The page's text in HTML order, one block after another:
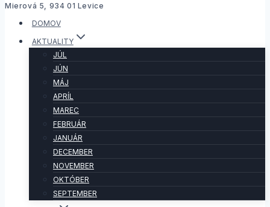
Mierová 5, 934 01 Levice
DOMOV
AKTUALITY
JÚL
JÚN
MÁJ
APRÍL
MAREC
FEBRUÁR
JANUÁR
DECEMBER
NOVEMBER
OKTÓBER
SEPTEMBER